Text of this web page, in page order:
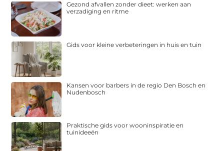
Gezond afvallen zonder dieet: werken aan
verzadiging en ritme
Gids voor kleine verbeteringen in huis en tuin
Kansen voor barbers in de regio Den Bosch en
Nudenbosch
Praktische gids voor wooninspiratie en
tuinideeën